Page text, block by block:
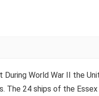
During World War II the
The 24 ships of the